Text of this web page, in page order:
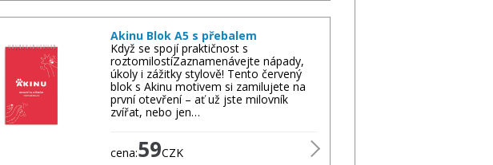
Akinu Blok A5 s přebalem
Když se spojí praktičnost s
roztomilostíZaznamenávejte nápady,
úkoly i zážitky stylově! Tento červený
blok s Akinu motivem si zamilujete na
první otevření – ať už jste milovník
zvířat, nebo jen…
cena:59CZK